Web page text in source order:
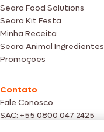
Seara Food Solutions
Seara Kit Festa
Minha Receita
Seara Animal Ingredientes
Promoções
Contato
Fale Conosco
SAC: +55 0800 047 2425